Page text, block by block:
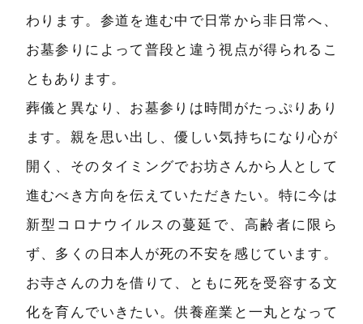
わります。参道を進む中で日常から非日常へ、
お墓参りによって普段と違う視点が得られるこ
ともあります。
葬儀と異なり、お墓参りは時間がたっぷりあり
ます。親を思い出し、優しい気持ちになり心が
開く、そのタイミングでお坊さんから人として
進むべき方向を伝えていただきたい。特に今は
新型コロナウイルスの蔓延で、高齢者に限ら
ず、多くの日本人が死の不安を感じています。
お寺さんの力を借りて、ともに死を受容する文
化を育んでいきたい。供養産業と一丸となって